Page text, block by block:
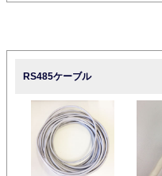
RS485ケーブル